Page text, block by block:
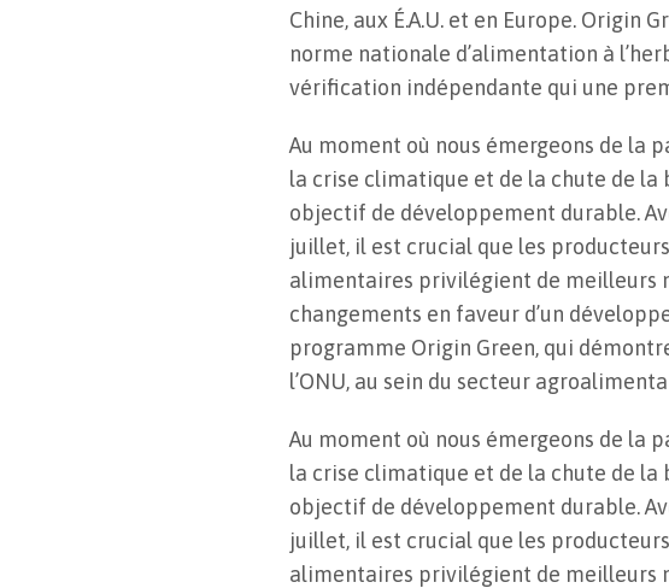
Chine, aux É.A.U. et en Europe. Origin
norme nationale d’alimentation à
vérification indépendante qui une
Au moment où nous émergeons de la
la crise climatique et de la chute de
objectif de développement durable.
juillet, il est crucial que les
alimentaires privilégient de meilleurs
changements en faveur d’un
programme Origin Green, qui
l’ONU, au sein du secteur
Au moment où nous émergeons de la
la crise climatique et de la chute de
objectif de développement durable.
juillet, il est crucial que les
alimentaires privilégient de meilleurs